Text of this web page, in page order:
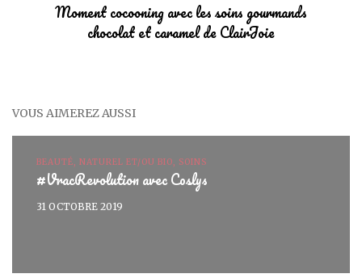
Moment cocooning avec les soins gourmands
chocolat et caramel de ClairJoie
VOUS AIMEREZ AUSSI
BEAUTÉ, NATUREL ET/OU BIO, SOINS
#VracRevolution avec Coslys
31 OCTOBRE 2019